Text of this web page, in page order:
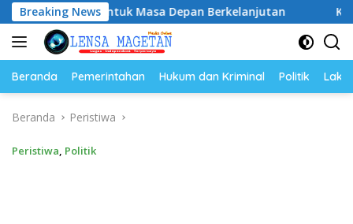
Langsung
ke
konten
Breaking News
untuk Masa Depan Berkelanjutan Ketua PWI
Beranda Pemerintahan Hukum dan Kriminal Politik
Beranda Peristiwa
Peristiwa, Politik